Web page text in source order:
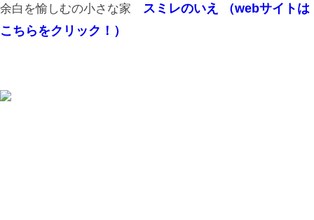
余白を愉しむの小さな家
スミレのいえ （webサイトは
こちらをクリック！）